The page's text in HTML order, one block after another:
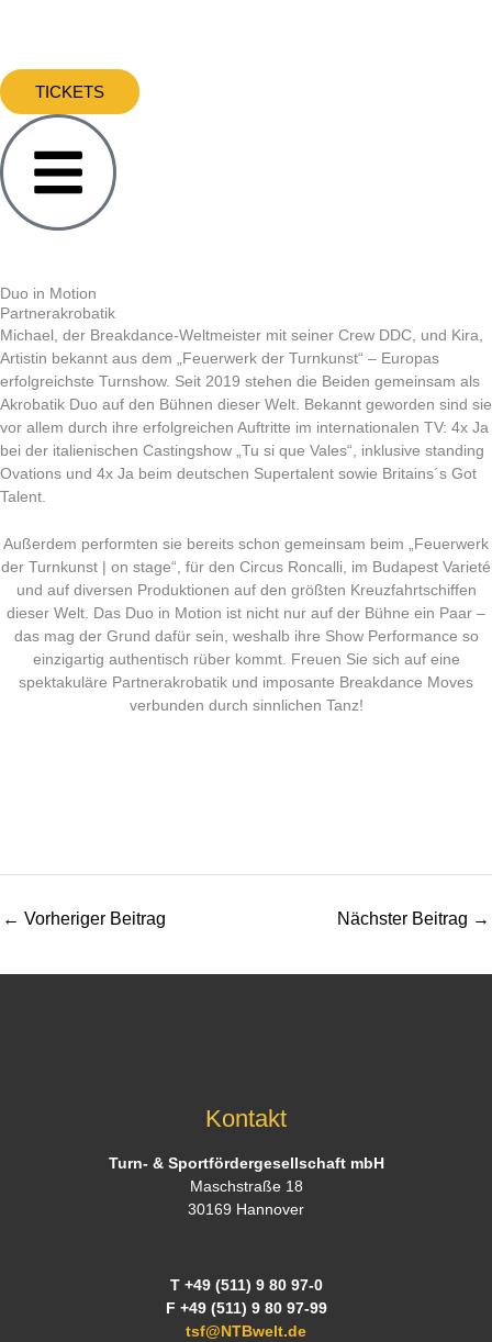
TICKETS
Duo in Motion
Partnerakrobatik
Michael, der Breakdance-Weltmeister mit seiner Crew DDC, und Kira,
Artistin bekannt aus dem „Feuerwerk der Turnkunst“ – Europas
erfolgreichste Turnshow. Seit 2019 stehen die Beiden gemeinsam als
Akrobatik Duo auf den Bühnen dieser Welt. Bekannt geworden sind sie
vor allem durch ihre erfolgreichen Auftritte im internationalen TV: 4x Ja
bei der italienischen Castingshow „Tu si que Vales“, inklusive standing
Ovations und 4x Ja beim deutschen Supertalent sowie Britains´s Got
Talent.
Außerdem performten sie bereits schon gemeinsam beim „Feuerwerk
der Turnkunst | on stage“, für den Circus Roncalli, im Budapest Varieté
und auf diversen Produktionen auf den größten Kreuzfahrtschiffen
dieser Welt. Das Duo in Motion ist nicht nur auf der Bühne ein Paar –
das mag der Grund dafür sein, weshalb ihre Show Performance so
einzigartig authentisch rüber kommt. Freuen Sie sich auf eine
spektakuläre Partnerakrobatik und imposante Breakdance Moves
verbunden durch sinnlichen Tanz!
← Vorheriger Beitrag Nächster Beitrag →
Kontakt
Turn- & Sportfördergesellschaft mbH
Maschstraße 18
30169 Hannover
T +49 (511) 9 80 97-0
F +49 (511) 9 80 97-99
tsf@NTBwelt.de